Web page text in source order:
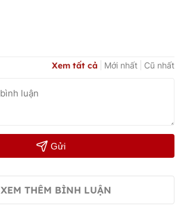
Xem tất cả Mới nhất Cũ nhất
Gửi
XEM THÊM BÌNH LUẬN